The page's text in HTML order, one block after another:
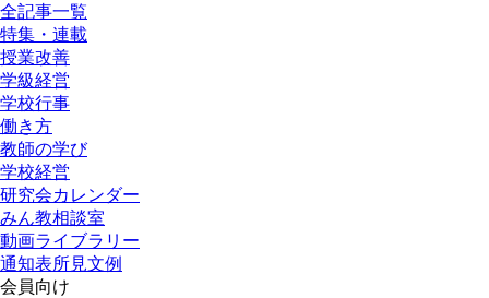
全記事一覧
特集・連載
授業改善
学級経営
学校行事
働き方
教師の学び
学校経営
研究会カレンダー
みん教相談室
動画ライブラリー
通知表所見文例
会員向け